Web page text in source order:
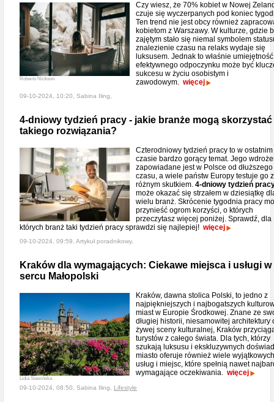
Roberto Nickson
Czy wiesz, że 70% kobiet w Nowej
czuje się wyczerpanych pod koniec
Ten trend nie jest obcy również
kobietom z Warszawy. W kulturze, gdzie
zajętym stało się niemal symbolem
znalezienie czasu na relaks wydaje się
luksusem. Jednak to właśnie umiejętność
efektywnego odpoczynku może być
sukcesu w życiu osobistym i
zawodowym. więcej
09-10-2024, 10:20, Sabina Iling,
4-dniowy tydzień pracy - jakie branże mogą skorzystać
takiego rozwiązania?
Czterodniowy tydzień pracy to w ostatnim
czasie bardzo gorący temat. Jego
zapowiadane jest w Polsce od dłuższego
czasu, a wiele państw Europy testuje go z
różnym skutkiem. 4-dniowy tydzień
może okazać się strzałem w dziesiątkę
wielu branż. Skrócenie tygodnia pracy
przynieść ogrom korzyści, o których
przeczytasz więcej poniżej. Sprawdź, dla
których branż taki tydzień pracy sprawdzi się najlepiej! więcej
09-10-2024, 09:59, Artykuł poradnikowy,
Kraków dla wymagających: Ciekawe miejsca i usługi w
sercu Małopolski
Lidia Stawińska
Kraków, dawna stolica Polski, to jedno z
najpiękniejszych i najbogatszych
miast w Europie Środkowej. Znane ze
długiej historii, niesamowitej architektury
żywej sceny kulturalnej, Kraków
turystów z całego świata. Dla tych, którzy
szukają luksusu i ekskluzywnych
miasto oferuje również wiele wyjątkowych
usług i miejsc, które spełnią nawet
wymagające oczekiwania. więcej
09-10-2024, 08:50, Sabina Iling, Lifestyle